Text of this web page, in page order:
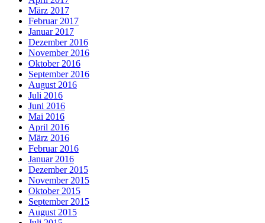
März 2017
Februar 2017
Januar 2017
Dezember 2016
November 2016
Oktober 2016
September 2016
August 2016
Juli 2016
Juni 2016
Mai 2016
April 2016
März 2016
Februar 2016
Januar 2016
Dezember 2015
November 2015
Oktober 2015
September 2015
August 2015